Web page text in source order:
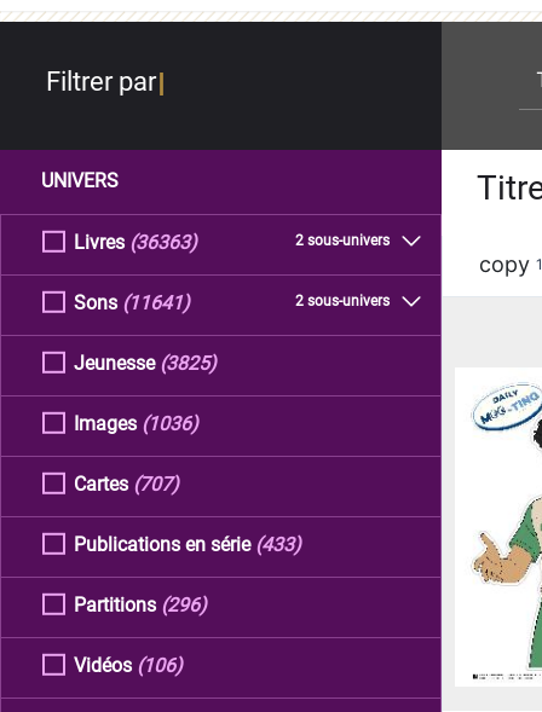
Filtrer par
UNIVERS
Livres 2 sous-univers
(36363)
Sons 2 sous-univers
(11641)
Jeunesse (3825)
Images (1036)
Cartes (707)
Publications en série (433)
Partitions (296)
Vidéos (106)
copy